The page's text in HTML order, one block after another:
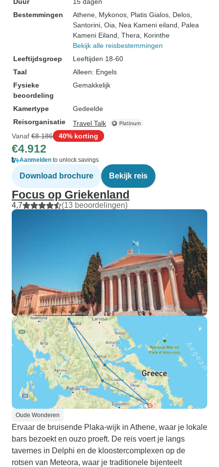
Bestemmingen
Athene , Mykonos , Platis Gialos , Delos
Santorini , Oia , Nea Kameni eiland , Palea
Kameni Eiland , Thera , Korinthe
Bekijk alle reisbestemmingen
Leeftijdsgroep
Leeftijden 18-60
Taal
Alleen: Engels
Fysieke
beoordeling
Gemakkelijk
Kamertype
Gedeelde
Reisorganisatie
Travel Talk
Vanaf €8.186 40% korting
€4.912
Aanmelden to unlock savings
Download brochure Bekijk reis
Focus op Griekenland
4,7 (13 beoordelingen)
Oude Wonderen
Ervaar de bruisende Plaka-wijk in Athene, waar je lokale
bars bezoekt en ouzo proeft. De reis voert je langs
tavernes in Delphi en de kloostercomplexen op de
rotsen van Meteora, waar je traditionele bijenteelt